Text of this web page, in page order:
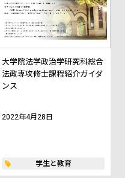
大学院法学政治学研究科総合
法政専攻修士課程紹介ガイダ
ンス
2022年4月28日
学生と教育